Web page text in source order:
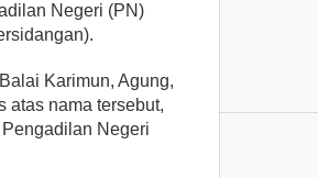
Negeri (PN)
Karimun, Agung,
atas nama tersebut,
Negeri